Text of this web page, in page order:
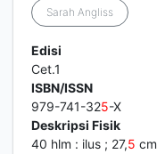
Sarah Angliss
Edisi
Cet.1
ISBN/ISSN
979-741-325-X
Deskripsi Fisik
40 hlm : ilus ; 27,5 cm